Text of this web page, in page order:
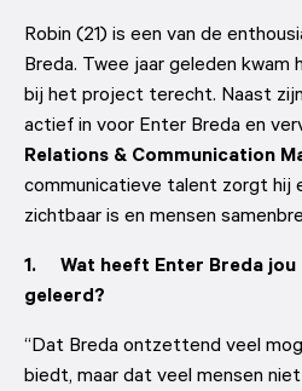
Robin (21) is een van de
Breda. Twee jaar geleden kwam
bij het project terecht. Naast
actief in voor Enter Breda en
Relations & Communication
communicatieve talent zorgt hij
zichtbaar is en mensen
1.     Wat heeft Enter Breda
geleerd?
“Dat Breda ontzettend veel
biedt, maar dat veel mensen